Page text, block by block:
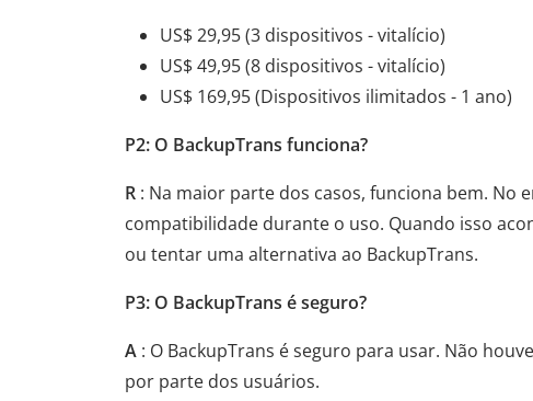
US$ 29,95 (3 dispositivos - vitalício)
US$ 49,95 (8 dispositivos - vitalício)
US$ 169,95 (Dispositivos ilimitados - 1 ano)
P2: O BackupTrans funciona?
R : Na maior parte dos casos, funciona bem.
compatibilidade durante o uso. Quando isso
ou tentar uma alternativa ao BackupTrans.
P3: O BackupTrans é seguro?
A : O BackupTrans é seguro para usar. Não
por parte dos usuários.